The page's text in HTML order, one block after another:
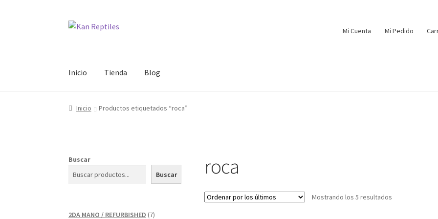
Ir
Ir
Mi Cuenta Mi Pedido
Inicio Tienda Blog
Inicio Productos etiquetados “roca”
roca
Mostrando los 5 resultados
Buscar
Buscar
2DA MANO / REFURBISHED 77